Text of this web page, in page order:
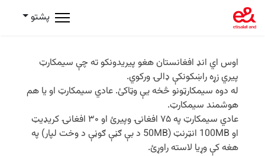
پشتو
اوس اي ‌انډ افغانستان هغو پیریدونکو ته چې سیمکارټ
پیري زړه راښکونکې ډالۍ ورکوي.
له دوه سیمکارټونو څخه یې وټاکئ. عادي سیمکارټ او یا هم
هوشمند سیمکارټ.
عادي سیمکارټ په ۷۵ افغانۍ وپیرئ او ۳۰ افغانۍ کریډیټ
او 100MB انټرنټ (50MB د بې ګڼې ګوڼې د وخت لپار) په
هغه کې وړیا لاسته راوړئ.